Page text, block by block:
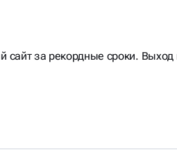
сайт за рекордные сроки.